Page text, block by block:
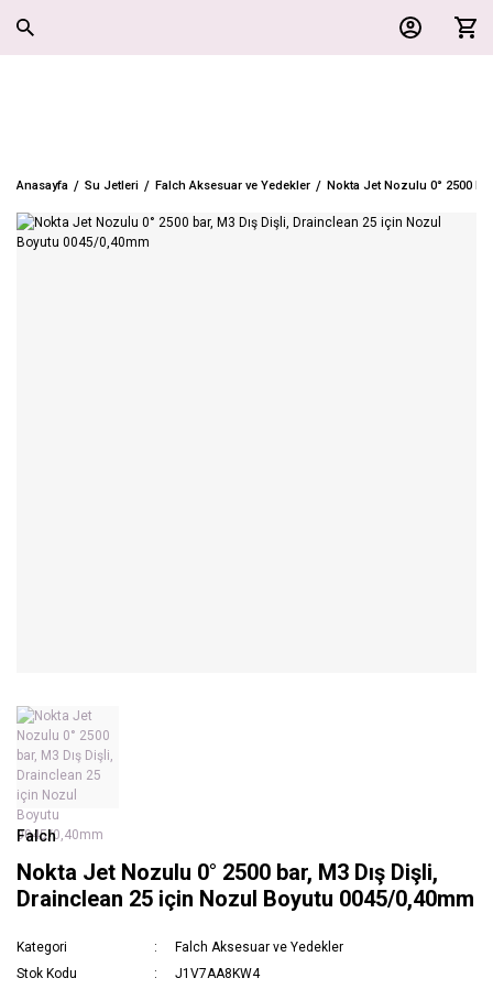
Anasayfa Su Jetleri Falch Aksesuar ve Yedekler Nokta Jet Nozulu 0° 2500
Falch
Nokta Jet Nozulu 0° 2500 bar, M3 Dış Dişli,
Drainclean 25 için Nozul Boyutu 0045/0,40mm
Kategori
Falch Aksesuar ve Yedekler
Stok Kodu
J1V7AA8KW4